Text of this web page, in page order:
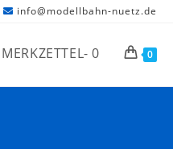
info@modellbahn-nuetz.de
MERKZETTEL- 0 0